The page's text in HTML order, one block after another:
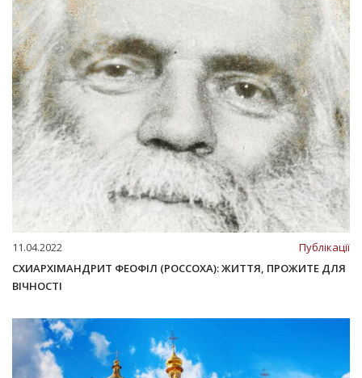
11.04.2022
Публікації
СХИАРХІМАНДРИТ ФЕОФІЛ (РОССОХА): ЖИТТЯ, ПРОЖИТЕ ДЛЯ
ВІЧНОСТІ